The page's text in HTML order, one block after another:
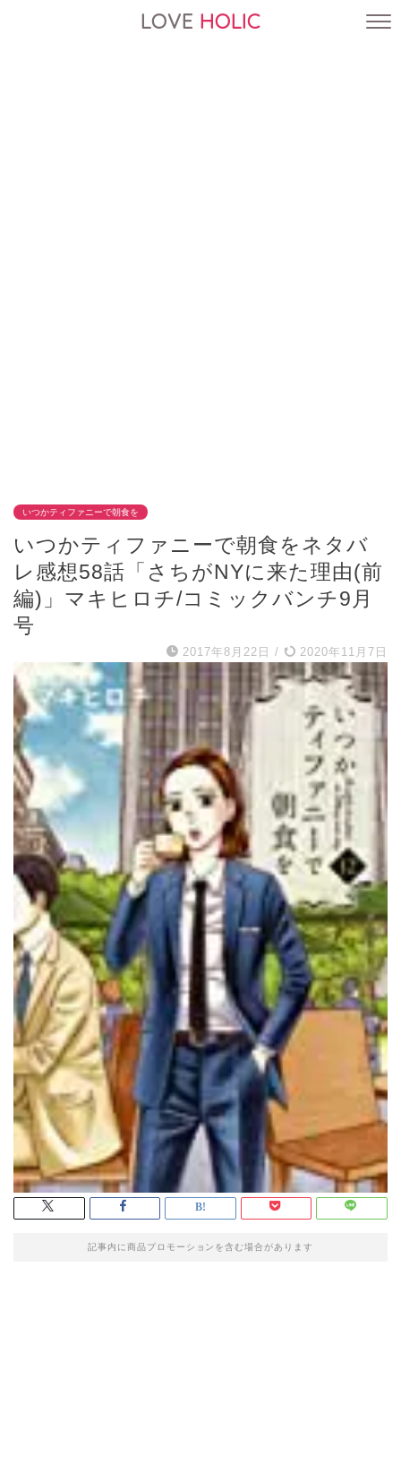
LOVE HOLIC
いつかティファニーで朝食を
いつかティファニーで朝食をネタバ
レ感想58話「さちがNYに来た理由(前
編)」マキヒロチ/コミックバンチ9月
号
2017年8月22日 / 2020年11月7日
記事内に商品プロモーションを含む場合があります